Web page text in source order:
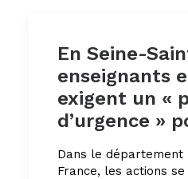
En Seine-
enseignants
exigent un «
d’urgence »
Dans le département
France, les actions